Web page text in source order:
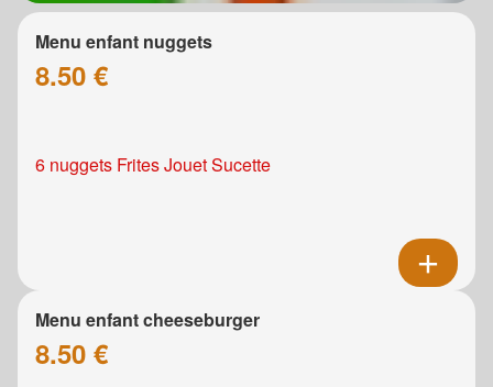
Menu enfant nuggets
8.50 €
6 nuggets Frites Jouet Sucette
Menu enfant cheeseburger
8.50 €